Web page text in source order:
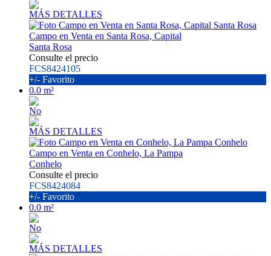
MÁS DETALLES
Campo en Venta en Santa Rosa, Capital
Santa Rosa
Consulte el precio
FCS8424105
+/- Favorito
0.0 m²
No
MÁS DETALLES
Campo en Venta en Conhelo, La Pampa
Conhelo
Consulte el precio
FCS8424084
+/- Favorito
0.0 m²
No
MÁS DETALLES